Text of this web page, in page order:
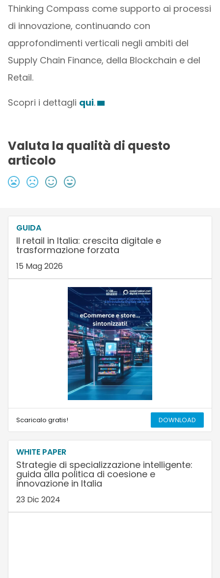
Thinking Compass come supporto ai processi
di innovazione, continuando con
approfondimenti verticali negli ambiti del
Supply Chain Finance, della Blockchain e del
Retail.
Scopri i dettagli qui.
Valuta la qualità di questo
articolo
GUIDA
Il retail in Italia: crescita digitale e
trasformazione forzata
15 Mag 2026
Scaricalo gratis! DOWNLOAD
WHITE PAPER
Strategie di specializzazione intelligente:
guida alla politica di coesione e
innovazione in Italia
23 Dic 2024